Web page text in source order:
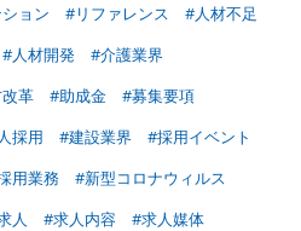
ョン #リファレンス
#人材不足
#人材開発
#介護業界
革 #助成金
#募集要項
採用 #建設業界
#採用イベント
用業務
#新型コロナウィルス
人 #求人内容
#求人媒体